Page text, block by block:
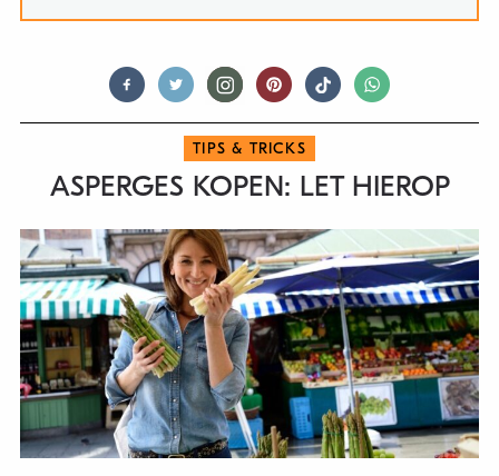
TIPS & TRICKS
ASPERGES KOPEN: LET HIEROP